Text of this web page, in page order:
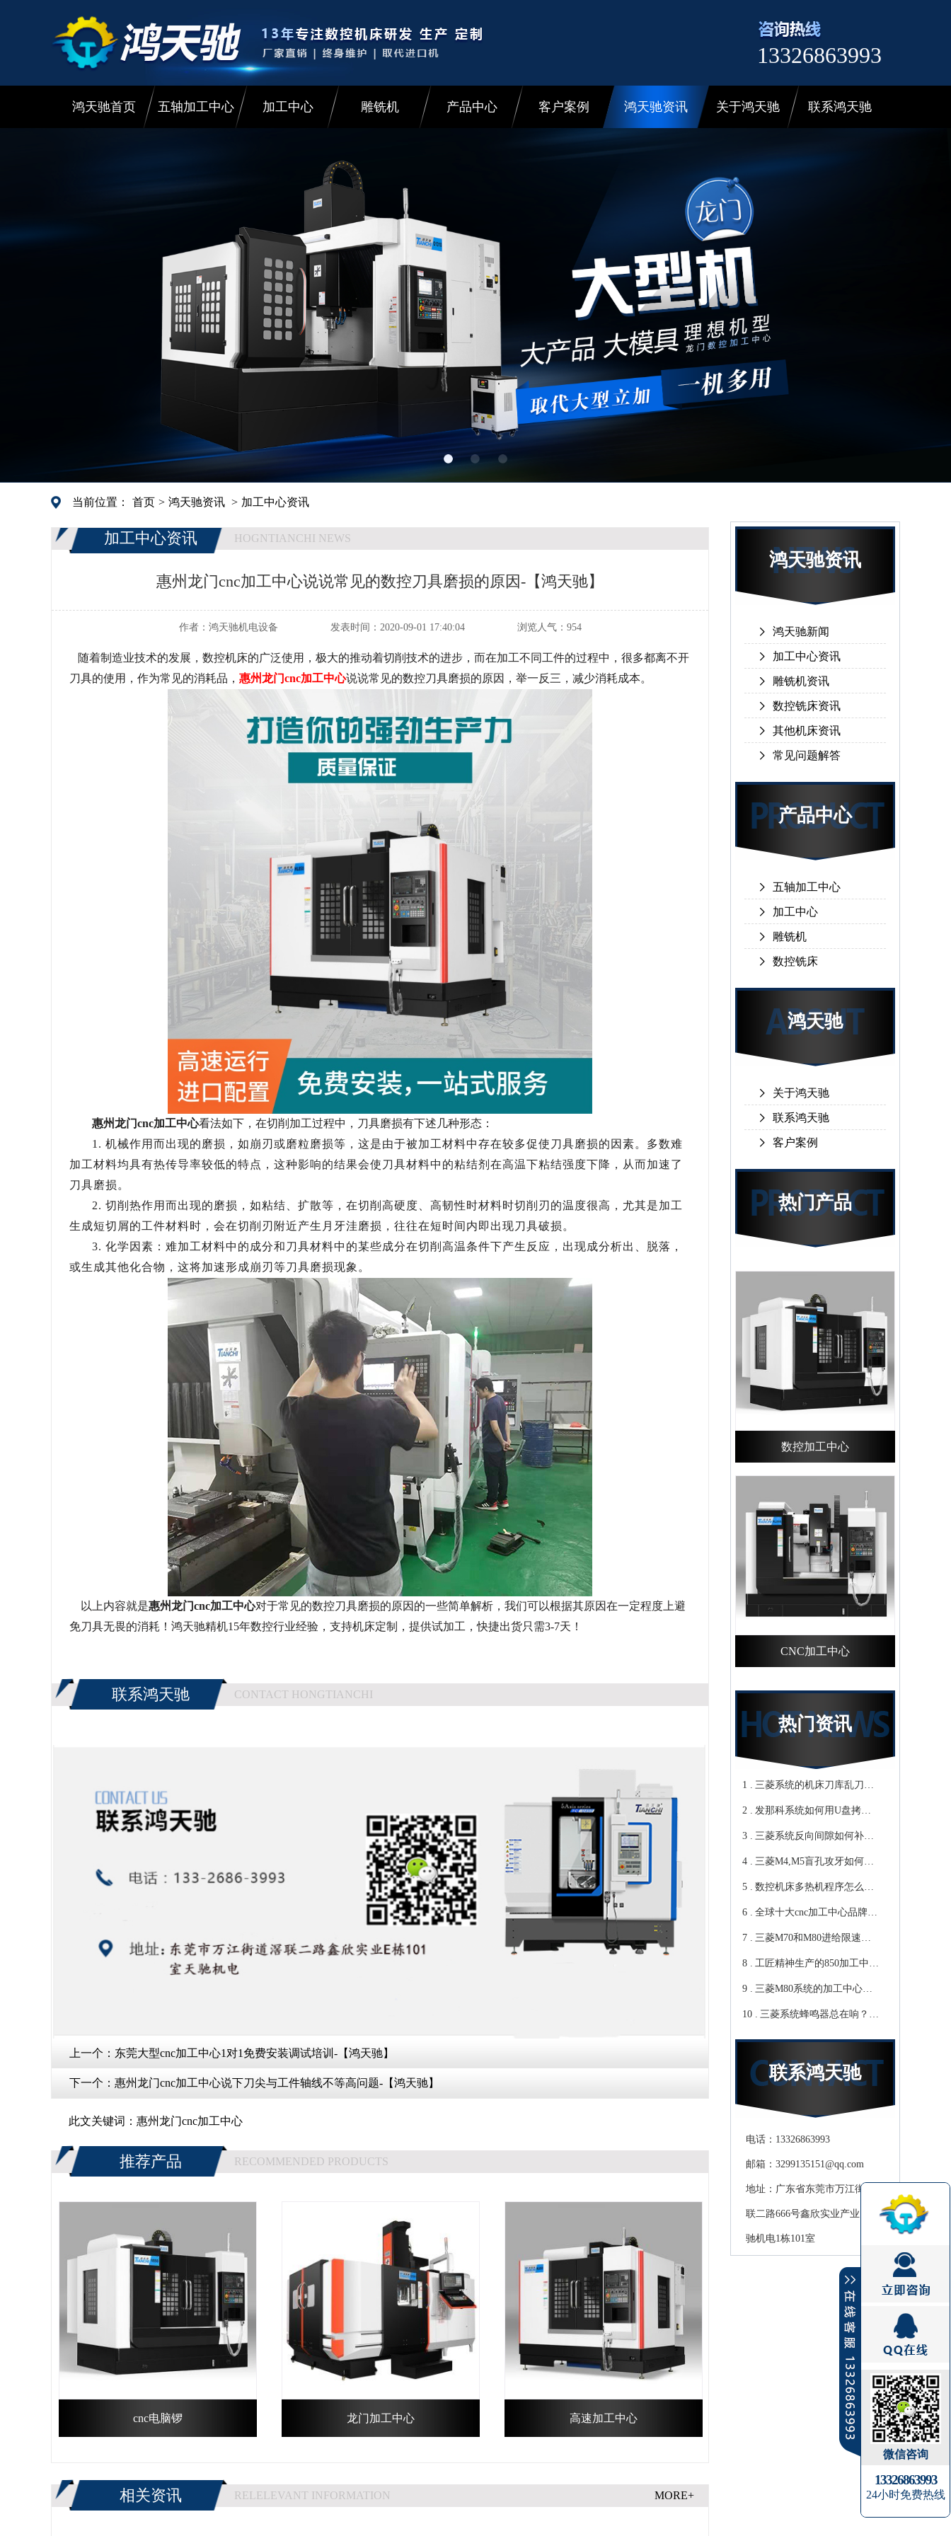
13326863993
鸿天驰首页 五轴加工中心 加工中心 雕铣机 产品中心 客户案例 鸿天驰资讯 关于鸿天驰 联系鸿天驰
当前位置： 首页 > 鸿天驰资讯 > 加工中心资讯
加工中心资讯 HOGNTIANCHI NEWS
惠州龙门cnc加工中心说说常见的数控刀具磨损的原因-【鸿天驰】
作者： 鸿天驰机电设备 发表时间： 2020-09-01 17:40:04 浏览人气： 954
随着制造业技术的发展，数控机床的广泛使用，极大的推动着切削技术的进步，而在加工不同工件的过程中，很多都离不开
刀具的使用，作为常见的消耗品， 惠州龙门cnc加工中心说说常见的数控刀具磨损的原因，举一反三，减少消耗成本。
惠州龙门cnc加工中心看法如下，在切削加工过程中，刀具磨损有下述几种形态：
1. 机械作用而出现的磨损，如崩刃或磨粒磨损等 ， 这是由于被加工材料中存在较多促使刀具磨损的因素。多数难
加工材料均具有热传导率较低的特点，这种影响的结果会使刀具材料中的粘结剂在高温下粘结强度下降，从而加速了
刀具磨损。
2. 切削热作用而出现的磨损，如粘结、扩散等 ， 在切削高硬度、高韧性时材料时切削刃的温度很高 ， 尤其是加工
生成短切屑的工件材料时，会在切削刃附近产生月牙洼磨损，往往在短时间内即出现刀具破损。
3. 化学因素 ： 难加工材料中的成分和刀具材料中的某些成分在切削高温条件下产生反应，出现成分析出、脱落，
或生成其他化合物，这将加速形成崩刃等刀具磨损现象。
以上内容就是惠州龙门cnc加工中心对于常见的数控刀具磨损的原因的一些简单解析，我们可以根据其原因在一定程度上避
免刀具无畏的消耗！鸿天驰精机15年数控行业经验，支持机床定制，提供试加工，快捷出货只需3-7天！
联系鸿天驰 CONTACT HONGTIANCHI
上一个： 东莞大型cnc加工中心1对1免费安装调试培训-【鸿天驰】
下一个： 惠州龙门cnc加工中心说下刀尖与工件轴线不等高问题-【鸿天驰】
此文关键词： 惠州龙门cnc加工中心
推荐产品 RECOMMENDED PRODUCTS
cnc电脑锣 龙门加工中心 高速加工中心
相关资讯 RELELEVANT INFORMATION MORE+
鸿天驰资讯
鸿天驰新闻
加工中心资讯
雕铣机资讯
数控铣床资讯
其他机床资讯
常见问题解答
产品中心
五轴加工中心
加工中心
雕铣机
数控铣床
鸿天驰
关于鸿天驰
联系鸿天驰
客户案例
热门产品
数控加工中心
CNC加工中心
热门资讯
1 . 三菱系统的机床刀库乱刀，
CNC加工中心厂家教你轻松
归零-鸿天驰
2 . 发那科系统如何用U盘拷贝
加工程序？cnc立式加工中心
教你-鸿天驰
3 . 三菱系统反向间隙如何补
偿，数控cnc加工中心厂家来
教你-鸿天驰
4 . 三菱M4,M5盲孔攻牙如何设
转速和进给？高速cnc加工中
心教你-鸿天驰
5 . 数控机床多热机程序怎么
写？Cnc雕铣机厂家教你-鸿
天驰
6 . 全球十大cnc加工中心品牌，
你知道那些？-【鸿天驰】
7 . 三菱M70和M80进给限速该
修改哪个参数?鸿天驰高速
CNC机床厂家教你
8 . 工匠精神生产的850加工中
心,精度可达0.01mm 就选-
[鸿天驰]
9 . 三菱M80系统的加工中心无
程序报警怎么处理，CNC雕
铣机厂家教你
10 . 三菱系统蜂鸣器总在响？鸿
天驰850加工中心厂家教你关
掉它联系鸿天驰
电话：13326863993
邮箱：3299135151@qq.com
地址：广东省东莞市万江街道滘
联二路666号鑫欣实业产业园天
驰机电1栋101室
微信咨询
13326863993
24小时免费热线